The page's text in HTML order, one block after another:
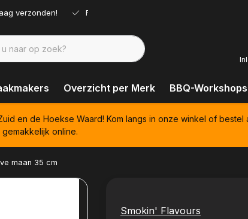
verzonden! Ruim assortiment!
Overzicht per Merk BBQ-Workshops
en de Hoekse Waard! Kom langs in onze winkel of
gemakkelijk online.
maan 35 cm
Smokin' Flavours